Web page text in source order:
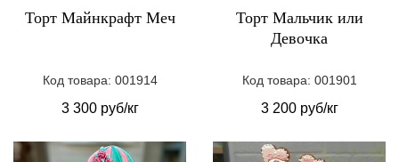
Торт Майнкрафт Меч
Код товара: 001914
3 300 руб/кг
Торт Мальчик или
Девочка
Код товара: 001901
3 200 руб/кг